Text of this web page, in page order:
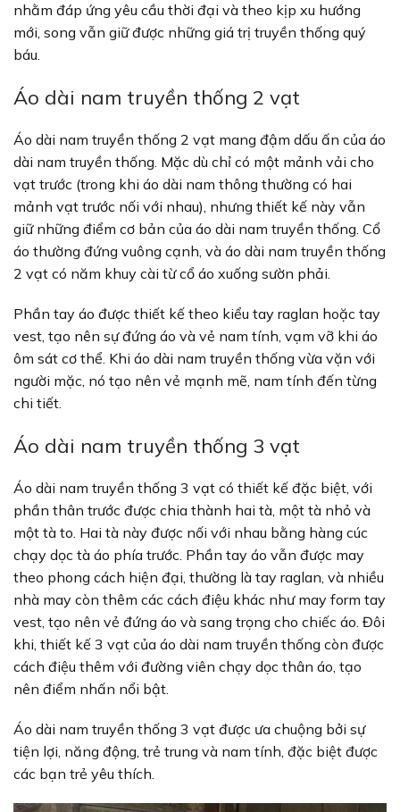
nhằm đáp ứng yêu cầu thời đại và theo kịp xu hướng
mới, song vẫn giữ được những giá trị truyền thống quý
báu.
Áo dài nam truyền thống 2 vạt
Áo dài nam truyền thống 2 vạt mang đậm dấu ấn của áo
dài nam truyền thống. Mặc dù chỉ có một mảnh vải cho
vạt trước (trong khi áo dài nam thông thường có hai
mảnh vạt trước nối với nhau), nhưng thiết kế này vẫn
giữ những điểm cơ bản của áo dài nam truyền thống. Cổ
áo thường đứng vuông cạnh, và áo dài nam truyền thống
2 vạt có năm khuy cài từ cổ áo xuống sườn phải.
Phần tay áo được thiết kế theo kiểu tay raglan hoặc tay
vest, tạo nên sự đứng áo và vẻ nam tính, vạm vỡ khi áo
ôm sát cơ thể. Khi áo dài nam truyền thống vừa vặn với
người mặc, nó tạo nên vẻ mạnh mẽ, nam tính đến từng
chi tiết.
Áo dài nam truyền thống 3 vạt
Áo dài nam truyền thống 3 vạt có thiết kế đặc biệt, với
phần thân trước được chia thành hai tà, một tà nhỏ và
một tà to. Hai tà này được nối với nhau bằng hàng cúc
chạy dọc tà áo phía trước. Phần tay áo vẫn được may
theo phong cách hiện đại, thường là tay raglan, và nhiều
nhà may còn thêm các cách điệu khác như may form tay
vest, tạo nên vẻ đứng áo và sang trọng cho chiếc áo. Đôi
khi, thiết kế 3 vạt của áo dài nam truyền thống còn được
cách điệu thêm với đường viên chạy dọc thân áo, tạo
nên điểm nhấn nổi bật.
Áo dài nam truyền thống 3 vạt được ưa chuộng bởi sự
tiện lợi, năng động, trẻ trung và nam tính, đặc biệt được
các bạn trẻ yêu thích.